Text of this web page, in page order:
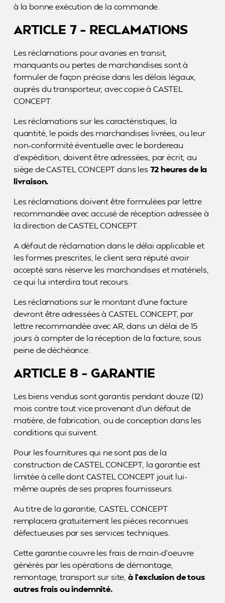
à la bonne exécution de la commande.
ARTICLE 7 – RECLAMATIONS
Les réclamations pour avaries en transit,
manquants ou pertes de marchandises sont à
formuler de façon précise dans les délais légaux,
auprès du transporteur, avec copie à CASTEL
CONCEPT.
Les réclamations sur les caractéristiques, la
quantité, le poids des marchandises livrées, ou leur
non-conformité éventuelle avec le bordereau
d’expédition, doivent être adressées, par écrit, au
siège de CASTEL CONCEPT dans les 72 heures de la
livraison.
Les réclamations doivent être formulées par lettre
recommandée avec accusé de réception adressée à
la direction de CASTEL CONCEPT.
A défaut de réclamation dans le délai applicable et
les formes prescrites, le client sera réputé avoir
accepté sans réserve les marchandises et matériels,
ce qui lui interdira tout recours.
Les réclamations sur le montant d’une facture
devront être adressées à CASTEL CONCEPT, par
lettre recommandée avec AR, dans un délai de 15
jours à compter de la réception de la facture, sous
peine de déchéance.
ARTICLE 8 – GARANTIE
Les biens vendus sont garantis pendant douze (12)
mois contre tout vice provenant d’un défaut de
matière, de fabrication, ou de conception dans les
conditions qui suivent.
Pour les fournitures qui ne sont pas de la
construction de CASTEL CONCEPT, la garantie est
limitée à celle dont CASTEL CONCEPT jouit lui-
même auprès de ses propres fournisseurs.
Au titre de la garantie, CASTEL CONCEPT
remplacera gratuitement les pièces reconnues
défectueuses par ses services techniques.
Cette garantie couvre les frais de main-d’oeuvre
générés par les opérations de démontage,
remontage, transport sur site, à l’exclusion de tous
autres frais ou indemnité.